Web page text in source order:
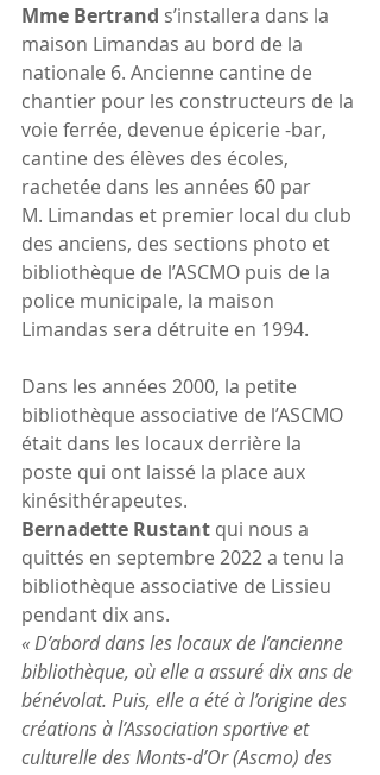
Mme Bertrand s’installera dans la
maison Limandas au bord de la
nationale 6. Ancienne cantine de
chantier pour les constructeurs de la
voie ferrée, devenue épicerie -bar,
cantine des élèves des écoles,
rachetée dans les années 60 par
M. Limandas et premier local du club
des anciens, des sections photo et
bibliothèque de l’ASCMO puis de la
police municipale, la maison
Limandas sera détruite en 1994.
Dans les années 2000, la petite
bibliothèque associative de l’ASCMO
était dans les locaux derrière la
poste qui ont laissé la place aux
kinésithérapeutes.
Bernadette Rustant qui nous a
quittés en septembre 2022 a tenu la
bibliothèque associative de Lissieu
pendant dix ans.
« D’abord dans les locaux de l’ancienne
bibliothèque, où elle a assuré dix ans de
bénévolat. Puis, elle a été à l’origine des
créations à l’Association sportive et
culturelle des Monts-d’Or (Ascmo) des